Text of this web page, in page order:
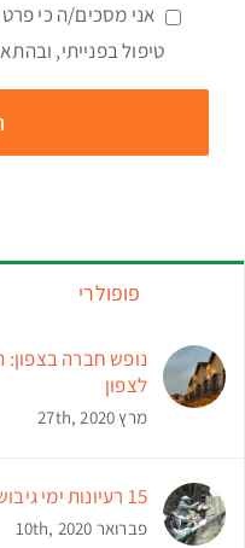
אני מסכים/ה כי
טיפול בפנייתי,
פופולרי
נופש חברה בצפון:
לצפון
מרץ 27th, 2020
15 רעיונות ימי גיבוש לעובדים -חורף בצפון
פברואר 10th, 2020